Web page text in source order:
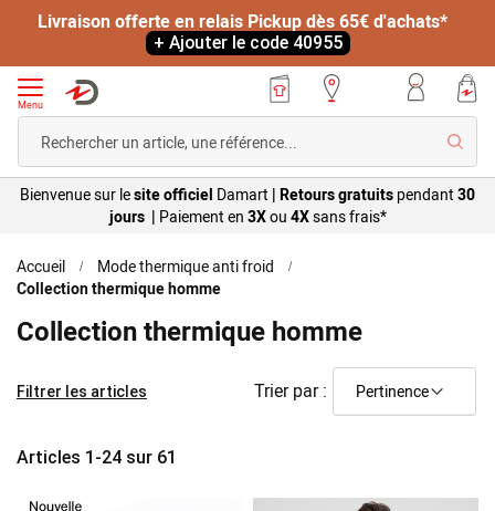
Livraison offerte en relais Pickup dès 65€ d'achats*
+ Ajouter le code 40955
Menu
Bienvenue sur lesite officiel Damart | Retours gratuits pendant 30
jours | Paiement en 3Xou 4Xsansfrais*
Accueil
Mode thermique anti froid
Collection thermique homme
Collection thermique homme
Articles 1 -24 sur 61
Trier par :
Filtrer les articles